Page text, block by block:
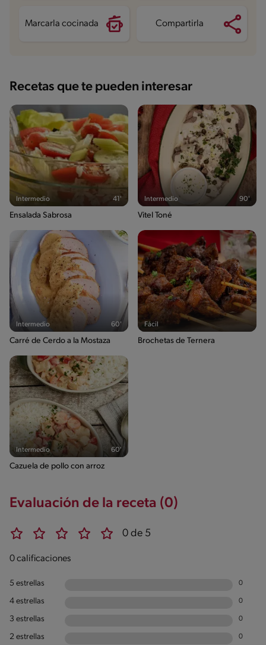
Marcarla cocinada Compartirla
Recetas que te pueden interesar
Intermedio 41'
Ensalada Sabrosa
Intermedio 90'
Vitel Toné
Intermedio 60'
Carré de Cerdo a la Mostaza
Fácil
Brochetas de Ternera
Intermedio 60'
Cazuela de pollo con arroz
Evaluación de la receta (0)
0 de 5
0 calificaciones
5 estrellas 0
4 estrellas 0
3 estrellas 0
2 estrellas 0